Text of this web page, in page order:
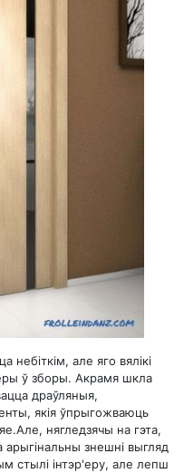
але яго вялікі
ў зборы. Акрамя шкла
драўляныя,
якія ўпрыгожваюць
нягледзячы на ​​гэта,
знешні выгляд
стылі інтэр'еру, але лепш